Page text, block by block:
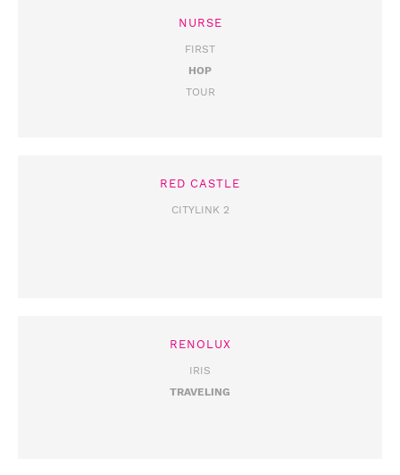
NURSE
FIRST
HOP
TOUR
RED CASTLE
CITYLINK 2
RENOLUX
IRIS
TRAVELING